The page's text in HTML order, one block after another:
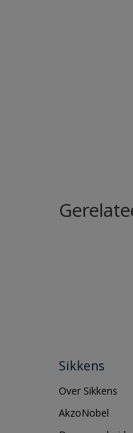
Sikkens
Over Sikkens
AkzoNobel